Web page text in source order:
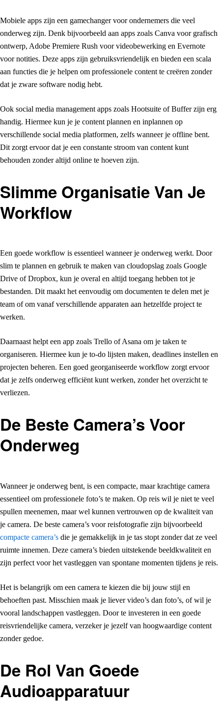
Mobiele apps zijn een gamechanger voor ondernemers die veel
onderweg zijn. Denk bijvoorbeeld aan apps zoals Canva voor grafisch
ontwerp, Adobe Premiere Rush voor videobewerking en Evernote
voor notities. Deze apps zijn gebruiksvriendelijk en bieden een scala
aan functies die je helpen om professionele content te creëren zonder
dat je zware software nodig hebt.
Ook social media management apps zoals Hootsuite of Buffer zijn erg
handig. Hiermee kun je je content plannen en inplannen op
verschillende social media platformen, zelfs wanneer je offline bent.
Dit zorgt ervoor dat je een constante stroom van content kunt
behouden zonder altijd online te hoeven zijn.
Slimme Organisatie Van Je
Workflow
Een goede workflow is essentieel wanneer je onderweg werkt. Door
slim te plannen en gebruik te maken van cloudopslag zoals Google
Drive of Dropbox, kun je overal en altijd toegang hebben tot je
bestanden. Dit maakt het eenvoudig om documenten te delen met je
team of om vanaf verschillende apparaten aan hetzelfde project te
werken.
Daarnaast helpt een app zoals Trello of Asana om je taken te
organiseren. Hiermee kun je to-do lijsten maken, deadlines instellen en
projecten beheren. Een goed georganiseerde workflow zorgt ervoor
dat je zelfs onderweg efficiënt kunt werken, zonder het overzicht te
verliezen.
De Beste Camera’s Voor
Onderweg
Wanneer je onderweg bent, is een compacte, maar krachtige camera
essentieel om professionele foto’s te maken. Op reis wil je niet te veel
spullen meenemen, maar wel kunnen vertrouwen op de kwaliteit van
je camera. De beste camera’s voor reisfotografie zijn bijvoorbeeld
compacte camera’s die je gemakkelijk in je tas stopt zonder dat ze veel
ruimte innemen. Deze camera’s bieden uitstekende beeldkwaliteit en
zijn perfect voor het vastleggen van spontane momenten tijdens je reis.
Het is belangrijk om een camera te kiezen die bij jouw stijl en
behoeften past. Misschien maak je liever video’s dan foto’s, of wil je
vooral landschappen vastleggen. Door te investeren in een goede
reisvriendelijke camera, verzeker je jezelf van hoogwaardige content
zonder gedoe.
De Rol Van Goede
Audioapparatuur